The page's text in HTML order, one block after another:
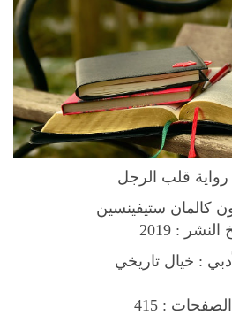
l
و
ا
ي
ة
ق
رواية قلب الرجل
كالمان ستيفينسين
النشر :2019
: خيال تاريخي
: 415